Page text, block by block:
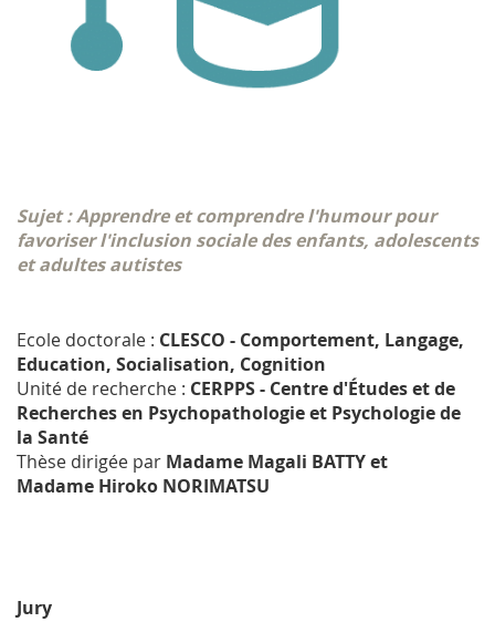
Sujet : Apprendre et comprendre l'humour pour
favoriser l'inclusion sociale des enfants, adolescents
et adultes autistes
Ecole doctorale : CLESCO - Comportement, Langage,
Education, Socialisation, Cognition
Unité de recherche : CERPPS - Centre d'Études et de
Recherches en Psychopathologie et Psychologie de
la Santé
Thèse dirigée par Madame Magali BATTY et
Madame Hiroko NORIMATSU
Jury